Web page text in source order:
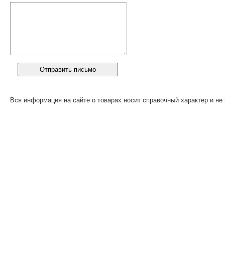
Вся информация на сайте о товарах носит справочный характер и